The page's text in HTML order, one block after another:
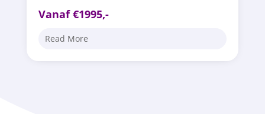
Vanaf €1995,-
Read More